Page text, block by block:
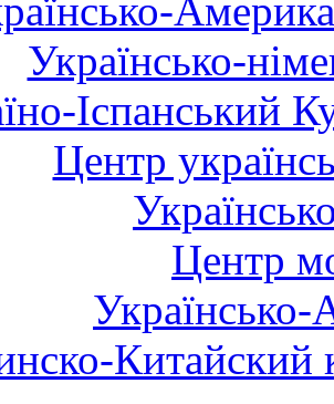
Українсько-
Іспанський
Центр
Центр
Українсько-
Китайский